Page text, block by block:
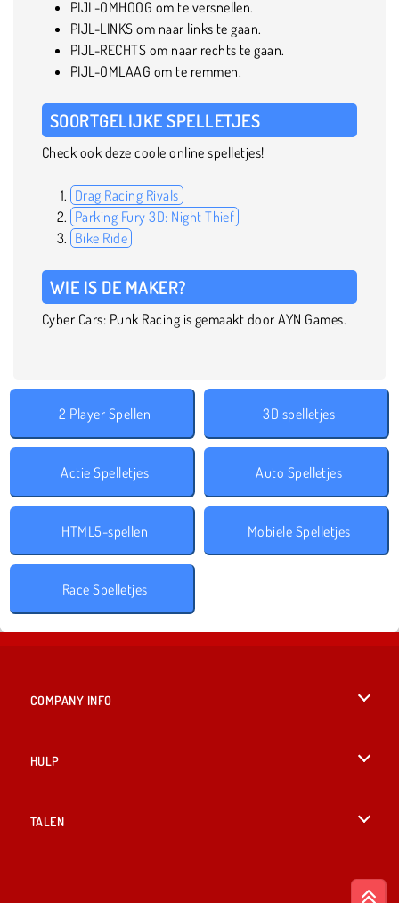
PIJL-OMHOOG om te versnellen.
PIJL-LINKS om naar links te gaan.
PIJL-RECHTS om naar rechts te gaan.
PIJL-OMLAAG om te remmen.
SOORTGELIJKE SPELLETJES
Check ook deze coole online spelletjes!
Drag Racing Rivals
Parking Fury 3D: Night Thief
Bike Ride
WIE IS DE MAKER?
Cyber Cars: Punk Racing is gemaakt door AYN Games.
2 Player Spellen 3D spelletjes
Actie Spelletjes Auto Spelletjes
HTML5-spellen Mobiele Spelletjes
Race Spelletjes
COMPANY INFO
HULP
TALEN